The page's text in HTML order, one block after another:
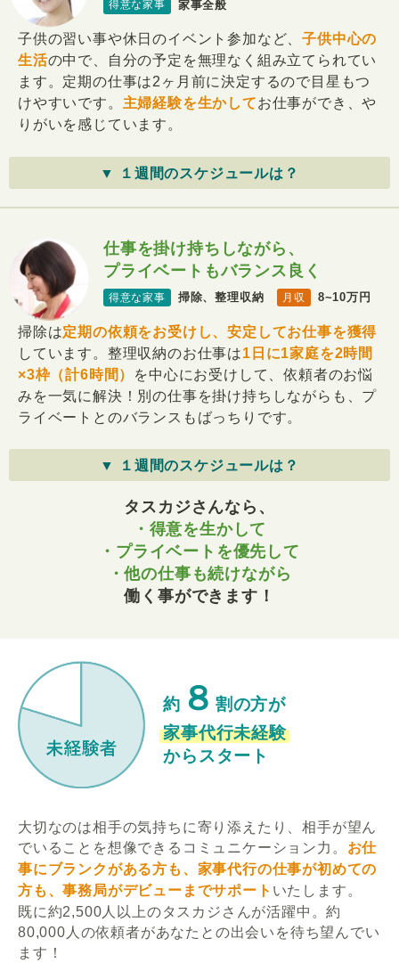
得意な家事 家事全般
子供の習い事や休日のイベント参加など、子供中心の
生活の中で、自分の予定を無理なく組み立てられてい
ます。定期の仕事は2ヶ月前に決定するので目星もつ
けやすいです。 主婦経験を生かしてお仕事ができ、や
りがいを感じています。
▼ １週間のスケジュールは？
仕事を掛け持ちしながら、
プライベートもバランス良く
得意な家事 掃除、整理収納 月収 8~10万円
掃除は定期の依頼をお受けし、安定してお仕事を獲得
しています。整理収納のお仕事は1日に1家庭を2時間
×3枠（計6時間）
を中心にお受けして、依頼者のお悩
みを一気に解決！別の仕事を掛け持ちしながらも、プ
ライベートとのバランスもばっちりです。
▼ １週間のスケジュールは？
タスカジさんなら、
・得意を生かして
・プライベートを優先して
・他の仕事も続けながら
働く事ができます！
約 ８ 割の方が
家事代行未経験
からスタート
大切なのは相手の気持ちに寄り添えたり、相手が望ん
でいることを想像できるコミュニケーション力。 お仕
事にブランクがある方も、家事代行の仕事が初めての
方も、事務局がデビューまでサポート いたします。
既に約2,500人以上のタスカジさんが活躍中。約
80,000人の依頼者があなたとの出会いを待ち望んでい
ます！